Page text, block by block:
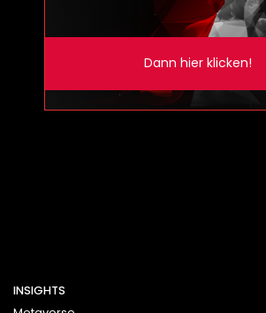
Dann hier klicken!
INSIGHTS